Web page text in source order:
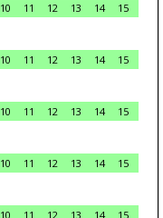
10 11 12 13 14
15
10 11 12 13 14
15
10 11 12 13 14
15
10 11 12 13 14
15
10 11 12 13 14
15